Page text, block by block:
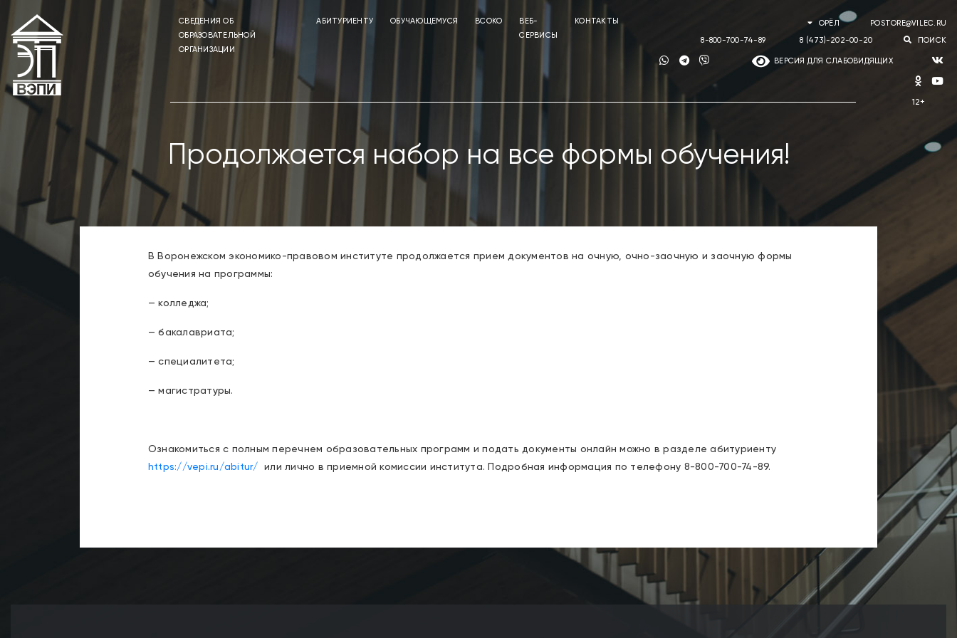
CВЕДЕНИЯ ОБ
ОБРАЗОВАТЕЛЬНОЙ
ОРГАНИЗАЦИИ
АБИТУРИЕНТУ ОБУЧАЮЩЕМУСЯ ВСОКО
ВЕБ-
СЕРВИСЫ
КОНТАКТЫ ОРЁЛ POSTORE@VILEC.RU
8-800-700-74-89 8 (473)-202-00-20 ПОИСК
ВЕРСИЯ ДЛЯ СЛАБОВИДЯЩИХ
Продолжается набор на все формы обучения!
В Воронежском экономико-правовом институте продолжается прием документов на очную, очно-заочную и заочную формы
обучения на программы:
— колледжа;
— бакалавриата;
— специалитета;
— магистратуры.
Ознакомиться с полным перечнем образовательных программ и подать документы онлайн можно в разделе абитуриенту
https://vepi.ru/abitur/
или лично в приемной комиссии института. Подробная информация по телефону 8-800-700-74-89.